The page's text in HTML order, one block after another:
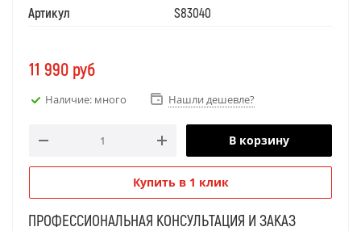
Артикул
S83040
11 990 руб
Наличие: много Нашли дешевле?
В корзину
Купить в 1 клик
ПРОФЕССИОНАЛЬНАЯ КОНСУЛЬТАЦИЯ И ЗАКАЗ